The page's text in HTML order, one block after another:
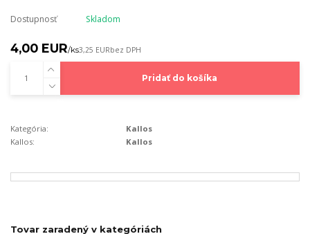
Dostupnosť Skladom
4,00 EUR/ks3,25 EURbez DPH
Pridať do košíka
Kategória:
Kallos
Kallos:
Kallos
Tovar zaradený v kategóriách